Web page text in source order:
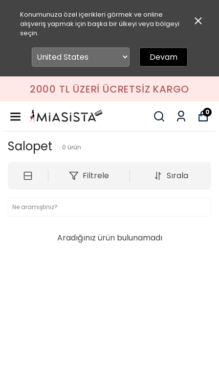
Konumunuza özel içerikleri görmek ve online
alışveriş yapmak için başka bir ülkeyi veya bölgeyi
seçin.
Devam
2000 TL ÜZERI ÜCRETSIZ KARGO
0
Salopet 0 ürün
Filtrele Sırala
Aradığınız ürün bulunamadı